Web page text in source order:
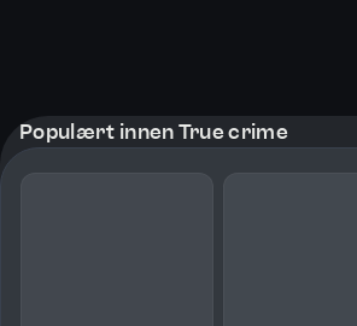
Populært innen True crime